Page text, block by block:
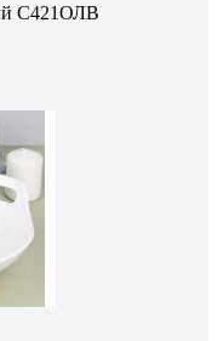
С421ОЛВ